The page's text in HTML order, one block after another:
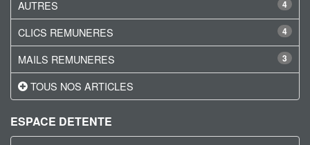
4
AUTRES
4
CLICS REMUNERES
3
MAILS REMUNERES
TOUS NOS ARTICLES
ESPACE DETENTE